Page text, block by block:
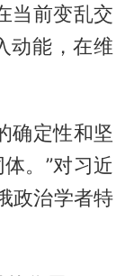
当前变乱交
动能，在维
确定性和坚
。”对习近
政治学者特